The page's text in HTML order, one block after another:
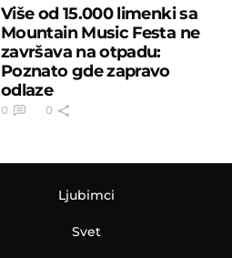
Više od 15.000 limenki sa
Mountain Music Festa ne
završava na otpadu:
Poznato gde zapravo
odlaze
0 0
Ljubimci
Svet